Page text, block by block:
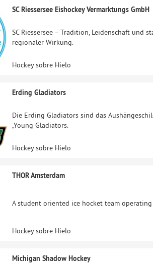
SC Riessersee Eishockey Vermarktungs GmbH
SC Riessersee – Tradition, Leidenschaft und
regionaler Wirkung.
Hockey sobre Hielo
Erding Gladiators
Die Erding Gladiators sind das
„Young Gladiators.
Hockey sobre Hielo
THOR Amsterdam
A student oriented ice hocket team
Hockey sobre Hielo
Michigan Shadow Hockey